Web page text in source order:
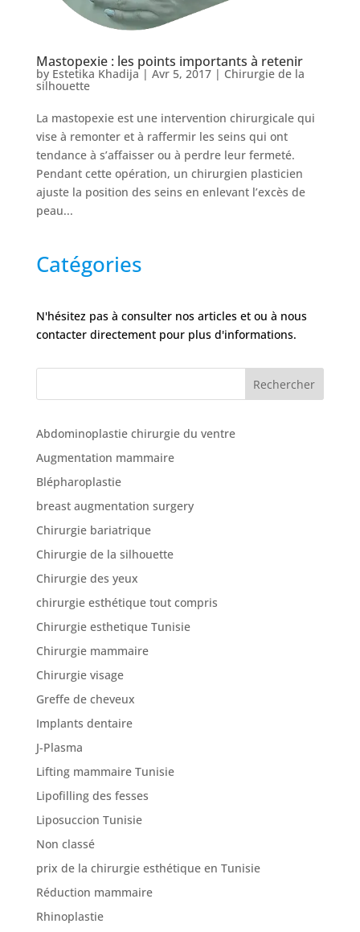
Nos
Tarifs
Nos
chirurgies
Obésité
Nos
cliniques
articles
Avant
/
Après
Devis
Gratuit
Mastopexie : les points importants à retenir
by Estetika Khadija| Avr 5, 2017| Chirurgie de la
silhouette
La mastopexie est une intervention chirurgicale qui
vise à remonter et à raffermir les seins qui ont
tendance à s’affaisser ou à perdre leur fermeté.
Pendant cette opération, un chirurgien plasticien
ajuste la position des seins en enlevant l’excès de
peau...
Catégories
N'hésitez pas à consulter nos articles et ou à nous
contacter directement pour plus d'informations.
Rechercher
Abdominoplastie chirurgie du ventre
Augmentation mammaire
Blépharoplastie
breast augmentation surgery
Chirurgie bariatrique
Chirurgie de la silhouette
Chirurgie des yeux
chirurgie esthétique tout compris
Chirurgie esthetique Tunisie
Chirurgie mammaire
Chirurgie visage
Greffe de cheveux
Implants dentaire
J-Plasma
Lifting mammaire Tunisie
Lipofilling des fesses
Liposuccion Tunisie
Non classé
prix de la chirurgie esthétique en Tunisie
Réduction mammaire
Rhinoplastie